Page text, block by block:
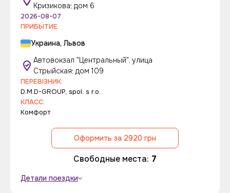
Кризикова; дом 6
2026-08-07
ПРИБЫТИЕ
Украина, Львов
Автовокзал "Центральный", улица
Стрыйская; дом 109
ПЕРЕВІЗНИК:
D.M.D-GROUP, spol. s r.o.
КЛАСС:
Комфорт
Оформить за 2920 грн
Свободные места: 7
Детали поездки